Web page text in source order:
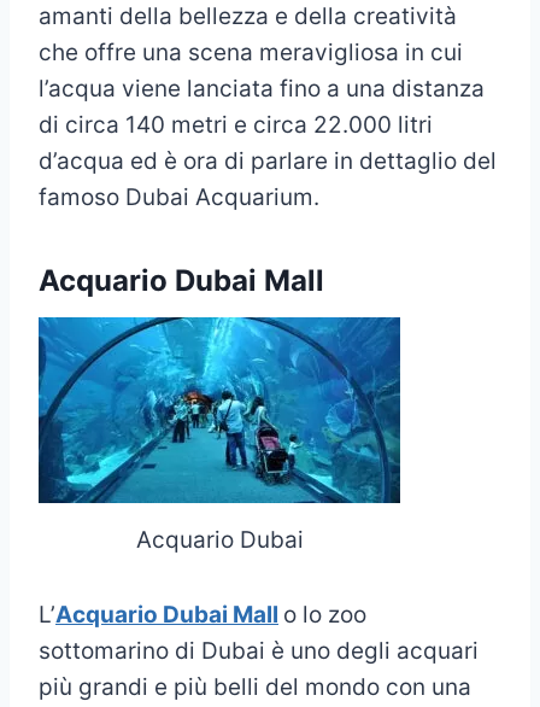
amanti della bellezza e della creatività
che offre una scena meravigliosa in cui
l’acqua viene lanciata fino a una distanza
di circa 140 metri e circa 22.000 litri
d’acqua ed è ora di parlare in dettaglio del
famoso Dubai Acquarium.
Acquario Dubai Mall
Acquario Dubai
L’Acquario Dubai Mall o lo zoo
sottomarino di Dubai è uno degli acquari
più grandi e più belli del mondo con una